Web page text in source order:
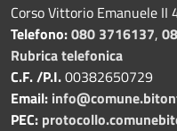
Corso Vittorio Emanuele
Telefono:080 3716137,
Rubrica telefonica
C.F. /P.I.00382650729
Email:
PEC: